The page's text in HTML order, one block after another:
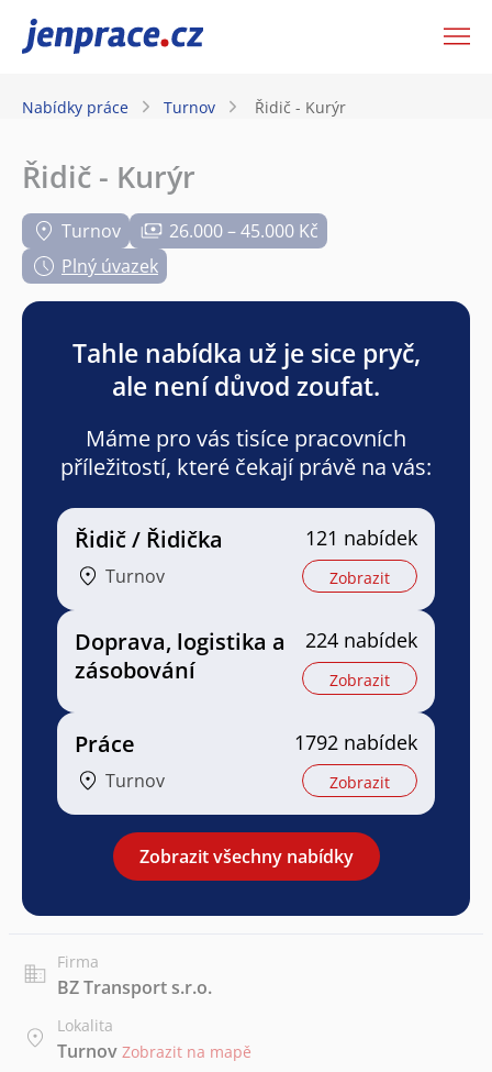
JenPráce.cz
Nabídky práce Turnov Řidič - Kurýr
Řidič - Kurýr
Turnov
26.000 – 45.000 Kč
Plný úvazek
Tahle nabídka už je sice pryč,
ale není důvod zoufat.
Máme pro vás tisíce pracovních
příležitostí, které čekají právě na vás:
Řidič / Řidička
Turnov
121 nabídek
Zobrazit
Doprava, logistika a
zásobování
224 nabídek
Zobrazit
Práce
Turnov
1792 nabídek
Zobrazit
Zobrazit všechny nabídky
Firma
BZ Transport s.r.o.
Lokalita
Turnov Zobrazit na mapě